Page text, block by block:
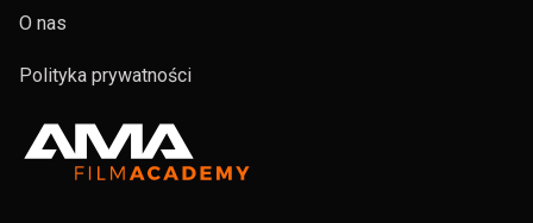
O nas
Polityka prywatności